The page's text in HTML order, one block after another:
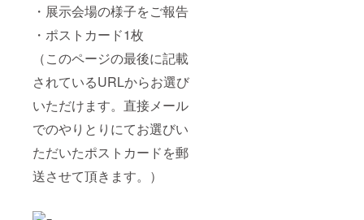
・展示会場の様子をご報告
・ポストカード1枚
（このページの最後に記載
されているURLからお選び
いただけます。直接メール
でのやりとりにてお選びい
ただいたポストカードを郵
送させて頂きます。）